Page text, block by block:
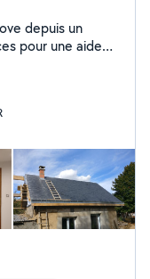
depuis un
pour une aide